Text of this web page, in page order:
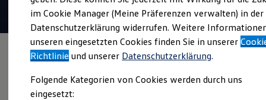
Sportwagen
Schnell verfügbare Fahrzeuge
Angebote und Produkte
Aktuelle Angebote
E-Auto-Förderung
Volkswagen Marktplatz
Junge Gebrauchtwagen und Gebrauchtwagen
Volkswagen Zertifizierte Gebrauchtwagen
im Cookie Manager (Meine Präferenzen verwalten) in der
Datenschutzerklärung widerrufen. Weitere
unseren eingesetzten Cookies finden Sie in unserer
Richtlinie und unserer Datenschutzerklärung.
Folgende Kategorien von Cookies werden durch uns
eingesetzt: